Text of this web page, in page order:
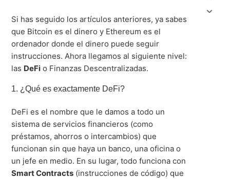
Si has seguido los artículos anteriores, ya sabes
que Bitcoin es el dinero y Ethereum es el
ordenador donde el dinero puede seguir
instrucciones.Ahora llegamos al siguiente nivel:
las DeFi o Finanzas Descentralizadas.
1. ¿Qué es exactamente DeFi?
DeFi es el nombre que le damos a todo un
sistema de servicios financieros (como
préstamos, ahorros o intercambios) que
funcionan sin que haya un banco, una oficina o
un jefe en medio. En su lugar, todo funciona con
Smart Contracts (instrucciones de código) que